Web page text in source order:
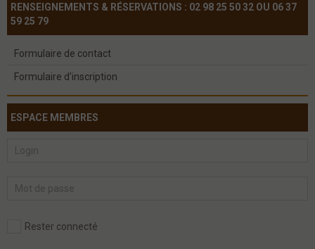
RENSEIGNEMENTS & RÉSERVATIONS : 02 98 25 50 32 OU 06 37
59 25 79
Formulaire de contact
Formulaire d'inscription
ESPACE MEMBRES
Rester connecté